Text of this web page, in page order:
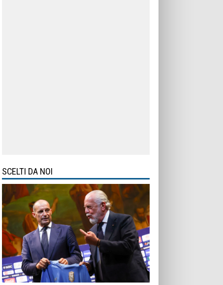
SCELTI DA NOI